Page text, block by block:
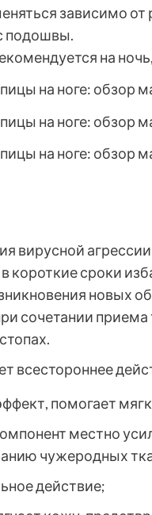
зависимо от
подошвы.
на
вирусной
короткие сроки
новых
сочетании
всестороннее
помогает
местно
чужеродных
действие;